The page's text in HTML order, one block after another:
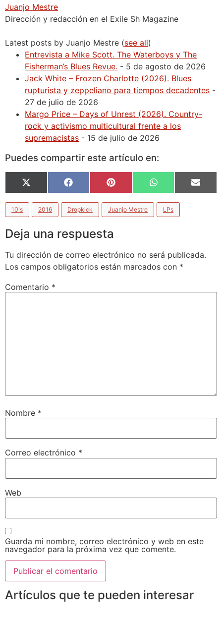
Juanjo Mestre
Dirección y redacción en el Exile Sh Magazine
Latest posts by Juanjo Mestre (see all)
Entrevista a Mike Scott. The Waterboys y The
Fisherman’s Blues Revue. - 5 de agosto de 2026
Jack White – Frozen Charlotte (2026). Blues
rupturista y zeppeliano para tiempos decadentes -
27 de julio de 2026
Margo Price – Days of Unrest (2026). Country-
rock y activismo multicultural frente a los
supremacistas - 15 de julio de 2026
Puedes compartir este artículo en:
X
(Twitter)
Facebook Pinterest WhatsApp Email
10's 2016 Dropkick Juanjo Mestre LPs
Deja una respuesta
Tu dirección de correo electrónico no será publicada.
Los campos obligatorios están marcados con *
Comentario *
Nombre *
Correo electrónico *
Web
Guarda mi nombre, correo electrónico y web en este
navegador para la próxima vez que comente.
Artículos que te pueden interesar